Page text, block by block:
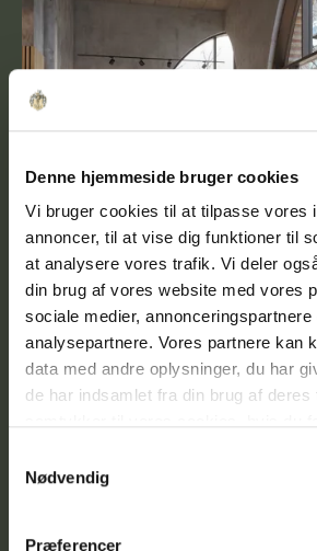
Denne hjemmeside bruger cookies
Vi bruger cookies til at tilpasse vores
annoncer, til at vise dig funktioner til
at analysere vores trafik. Vi deler
din brug af vores website med vores
sociale medier, annonceringspartnere
analysepartnere. Vores partnere kan
data med andre oplysninger, du har
de har indsamlet fra din brug af deres
Nødvendig
Præferencer
Butik Café & Restaurant
Katrinetorvet 5
8200 Aarhus N